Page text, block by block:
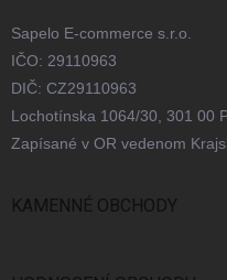
Sapelo E-commerce s.r.o.
IČO: 29110963
DIČ: CZ29110963
Lochotínska 1064/30, 301 00
Zapísané v OR vedenom
KAMENNÉ OBCHODY